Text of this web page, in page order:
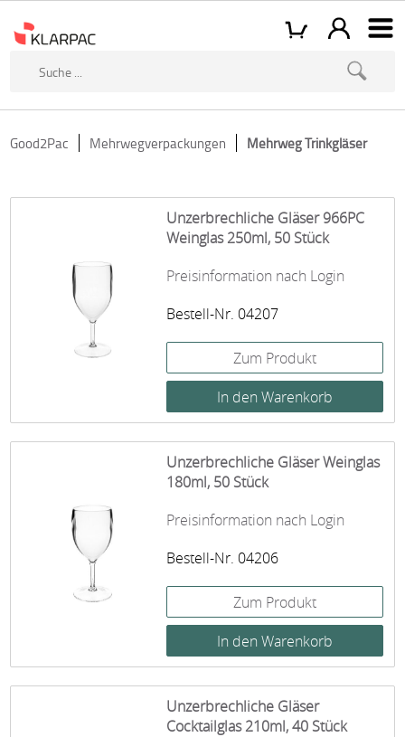
Good2Pac Mehrwegverpackungen Mehrweg Trinkgläser
Unzerbrechliche Gläser 966PC
Weinglas 250ml, 50 Stück
Preisinformation nach Login
Bestell-Nr. 04207
Zum Produkt
Unzerbrechliche Gläser Weinglas
180ml, 50 Stück
Preisinformation nach Login
Bestell-Nr. 04206
Zum Produkt
Unzerbrechliche Gläser
Cocktailglas 210ml, 40 Stück